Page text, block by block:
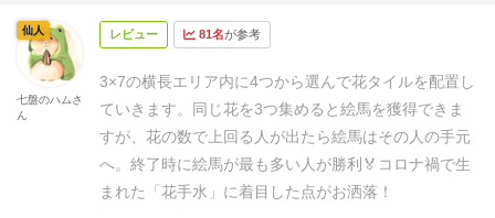
レビュー 81名が参考
3×7の横長エリア内に4つから選んで花タイルを配置し
ていきます。
同じ花を3つ集めると絵馬を獲得できま
すが、花の数で上回る人が出たら絵馬はその人の手元
へ。 終了時に絵馬が最も多い人が勝利🏅 コロナ禍で生
まれた「花手水」に着目した点がお洒落！
仙人
七盤のハムさ
ん